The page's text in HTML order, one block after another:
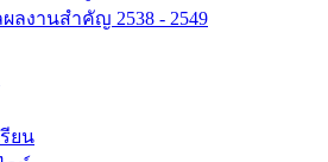
ลงานสำคัญ 2538 - 2549
ยน